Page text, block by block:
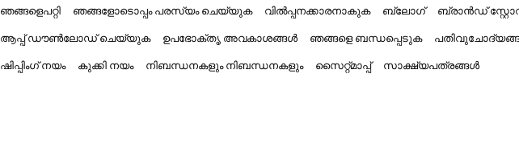
ഞങ്ങളെപറ്റി ഞങ്ങളോടൊപ്പം പരസ്യം ചെയ്യുക വിൽപ്പനക്കാരനാകുക ബ്ലോഗ് ബ്രാൻഡ്
ആപ്പ് ഡൗൺലോഡ് ചെയ്യുക ഉപഭോക്തൃ അവകാശങ്ങൾ ഞങ്ങളെ ബന്ധപ്പെടുക
ഷിപ്പിംഗ് നയം കുക്കി നയം നിബന്ധനകളും നിബന്ധനകളും സൈറ്റ്മാപ്പ് സാക്ഷ്യപത്രങ്ങൾ